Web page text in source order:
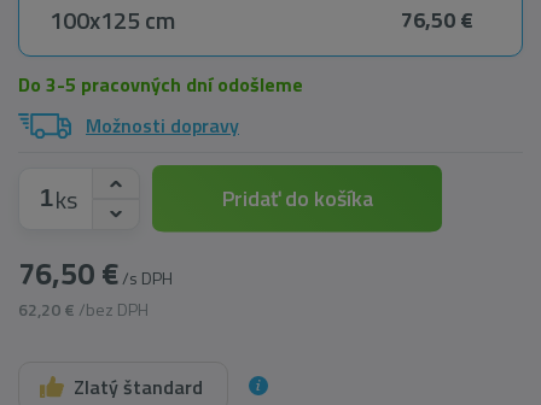
100x125 cm
76,50 €
Do 3-5 pracovných dní odošleme
Možnosti dopravy
ks
76,50 €/s DPH
62,20 € /bez DPH
Pridať do košíka
Zlatý štandard